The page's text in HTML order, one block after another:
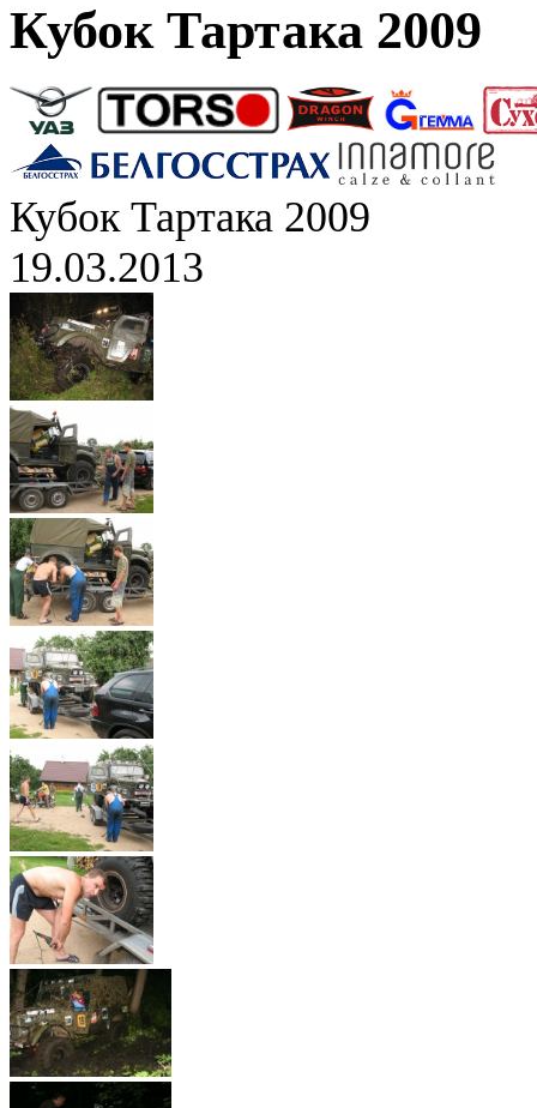
Кубок Тартака 2009
Кубок Тартака 2009
19.03.2013